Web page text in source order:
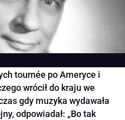
tournée po Ameryce i
wrócił do kraju we
gdy muzyka wydawała
odpowiadał: „Bo tak